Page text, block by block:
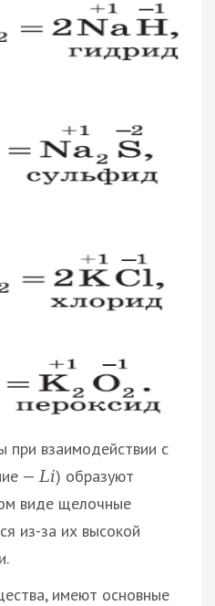
взаимодействии с
—Li) образуют
виде щелочные
из-за их высокой
имеют основные